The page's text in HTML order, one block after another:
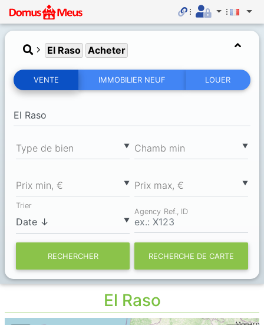
El Raso Acheter
VENTE IMMOBILIER NEUF LOUER
▼
Type de bien ▼
Chamb min
▼
Prix min, € ▼
Prix max, €
▼
Trier
Agency Ref., ID
RECHERCHER RECHERCHE DE CARTE
El Raso